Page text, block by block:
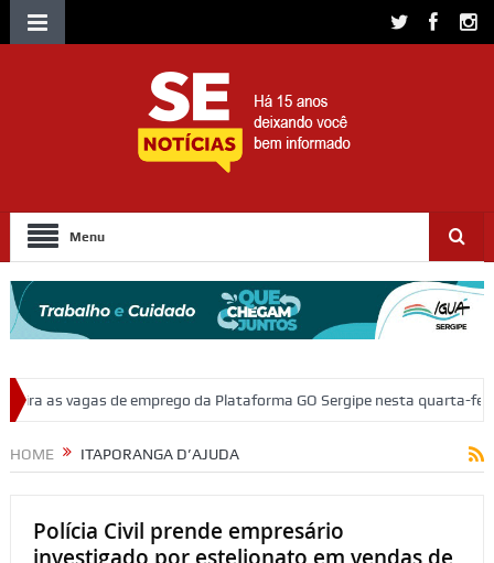
Menu
da Plataforma GO Sergipe nesta quarta-feira, 5 Polícia Civil
HOME ITAPORANGA D’AJUDA
Polícia Civil prende empresário